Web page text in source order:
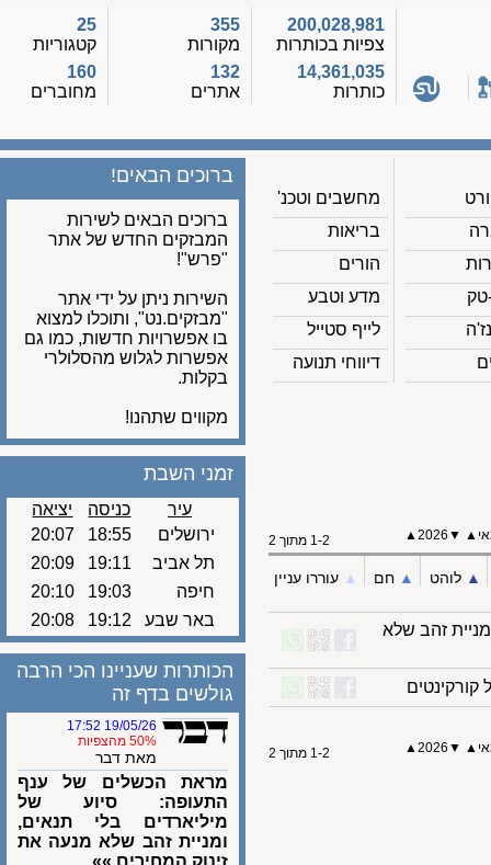
200,028,981
צפיות בכותרות
14,361,035
כותרות
355
מקורות
132
אתרים
קטגוריות
160
מחוברים
מחשבים וטכנ'
בריאות
הורים
מדע וטבע
לייף סטייל
דיווחי תנועה
ברוכים הבאים!
ברוכים הבאים לשירות
המבזקים החדש של אתר
"פרש"!
השירות ניתן על ידי אתר
"מבזקים.נט", ותוכלו למצוא
בו אפשרויות חדשות, כמו גם
אפשרות לגלוש מהסלולרי
בקלות.
מקווים שתהנו!
▼
2026▲
לוהט ▲︎ חם ▲︎ עוררו עניין
זהב שלא
▼
2026▲
זמני השבת
עיר כניסה
יציאה
ירושלים
18:55
20:07
תל אביב
19:11
20:09
חיפה
19:03
20:10
באר שבע
19:12
20:08
הכותרות שעניינו הכי הרבה
גולשים בדף זה
19/05/26 17:52
50% מהצפיות
מאת דבר
​מראת הכשלים של ענף
התעופה: סיוע של
מיליארדים בלי תנאים,
ומניית זהב שלא מנעה את
זינוק המחירים »»